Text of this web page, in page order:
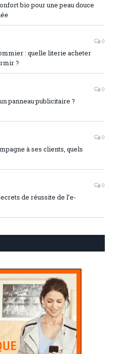
bio pour une peau douce
0
: quelle literie acheter
?
0
panneau publicitaire ?
0
à ses clients, quels
0
de réussite de l’e-